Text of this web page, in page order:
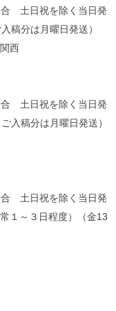
合 土日祝を除く当日発
稿分は月曜日発送）
西
合 土日祝を除く当日発
入稿分は月曜日発送）
合 土日祝を除く当日発
１～３日程度）（金13